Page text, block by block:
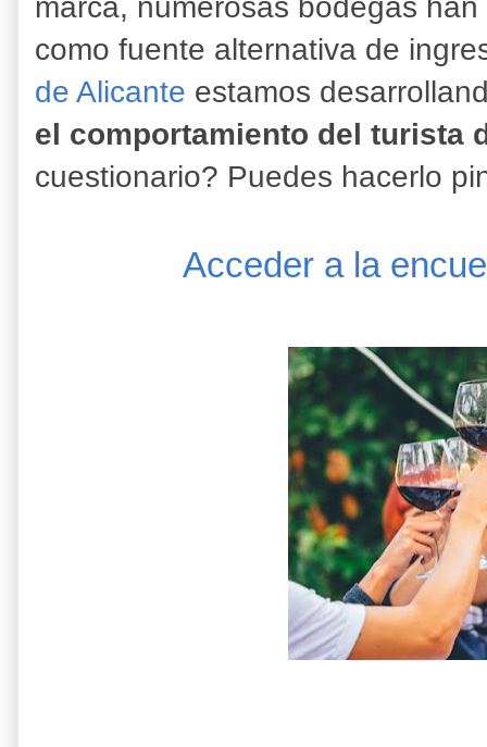
marca, numerosas bodegas
como fuente alternativa de
de Alicante estamos
el comportamiento del turista
cuestionario? Puedes hacerlo
Acceder a la